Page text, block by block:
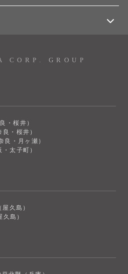
CORP. GROUP
・桜井）
・桜井）
・月ヶ瀬）
太子町）
久島）
島）